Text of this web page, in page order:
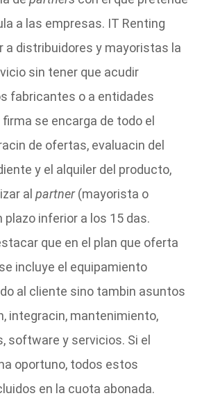
a las empresas. IT Renting
a distribuidores y mayoristas la
sin tener que acudir
fabricantes o a entidades
se encarga de todo el
de ofertas, evaluacin del
y el alquiler del producto,
al partner(mayorista o
plazo inferior a los 15 das.
que en el plan que oferta
incluye el equipamiento
al cliente sino tambin asuntos
integracin, mantenimiento,
software y servicios. Si el
oportuno, todos estos
en la cuota abonada.